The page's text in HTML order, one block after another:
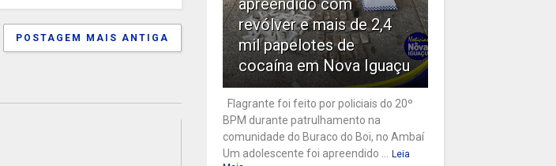
POSTAGEM MAIS ANTIGA
revólver e mais de 2,4
mil papelotes de
cocaína em Nova Iguaçu
Flagrante foi feito por policiais do 20º
BPM durante patrulhamento na
comunidade do Buraco do Boi, no Ambaí
Um adolescente foi apreendido ...
Leia